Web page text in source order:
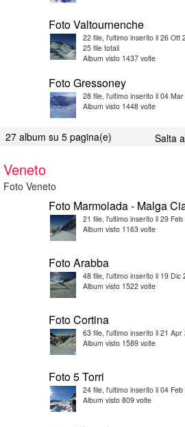
Foto Valtournenche
22 file, l'ultimo inserito il 26 Ott
25 file totali
Album visto 1437 volte
Foto Gressoney
28 file, l'ultimo inserito il 04 Mar
Album visto 1448 volte
27 album su 5 pagina(e) Salta
Veneto
Foto Veneto
Foto Marmolada - Malga
21 file, l'ultimo inserito il 29 Feb
Album visto 1163 volte
Foto Arabba
48 file, l'ultimo inserito il 19 Dic
Album visto 1522 volte
Foto Cortina
63 file, l'ultimo inserito il 21 Apr
Album visto 1589 volte
Foto 5 Torri
24 file, l'ultimo inserito il 04 Feb
Album visto 809 volte